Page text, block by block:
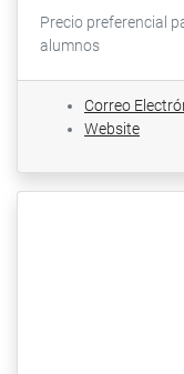
Precio preferencial
alumnos
Correo
Website